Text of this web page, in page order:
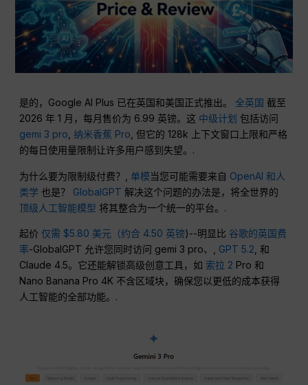
是的，Google AI Plus 已在英国和美国正式推出。全英国 截至
2026 年 1 月，每月售价为 6.99 英镑。这 中级计划 包括访问
gemi 3 pro 纳米香蕉 Pro , 但它的 128k 上下文窗口上限和严格
的每日使用量限制让许多用户感到失望。.
为什么要为限制级付费？, 单模当您可能需要来自 OpenAI 和人
类学 也是？ GlobalGPT 解决这个问题的办法是，将全世界的
顶级人工智能模型 将其整合为一个统一的平台。.
起价仅需 $5.80 美元（约合 4.50 英镑)--明显比 谷歌的英国费
率-GlobalGPT 允许您同时访问 gemi 3 pro、, GPT 5.2 , 和
Claude 4.5。它还能解锁高级创意工具，如 索拉 2 Pro 和
Nano Banana Pro 4K 不含区域块，确保您以更低的成本获得
人工智能的全部功能。.